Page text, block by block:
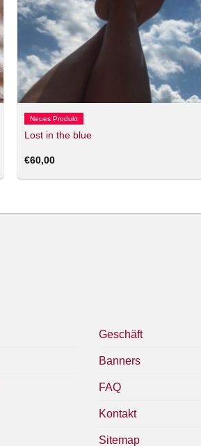
Neues Produkt
Lost in the blue
€60,00
Geschäft
Banners
FAQ
Kontakt
Sitemap